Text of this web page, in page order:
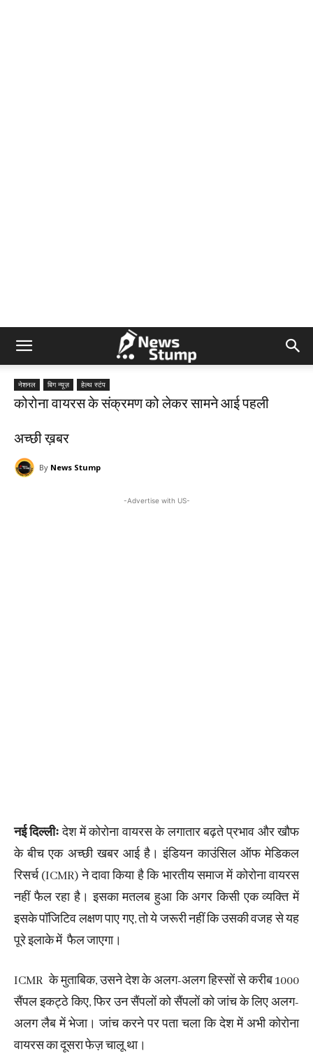
नेशनल बिग न्यूज़ हेल्थ स्टंप
कोरोना वायरस के संक्रमण को लेकर सामने आई पहली
अच्छी ख़बर
By News Stump
-Advertise with US-
नई दिल्लीःदेश में कोरोना वायरस के लगातार बढ़ते प्रभाव और खौफ
के बीच एक अच्छी खबर आई है। इंडियन काउंसिल ऑफ मेडिकल
रिसर्च (ICMR) ने दावा किया है कि भारतीय समाज में कोरोना वायरस
नहीं फैल रहा है। इसका मतलब हुआ कि अगर किसी एक व्यक्ति में
इसके पॉजिटिव लक्षण पाए गए, तो ये जरूरी नहीं कि उसकी वजह से यह
पूरे इलाके में फैल जाएगा।
ICMR के मुताबिक, उसने देश के अलग-अलग हिस्सों से करीब 1000
सैंपल इकट्ठे किए, फिर उन सैंपलों को सैंपलों को जांच के लिए अलग-
अलग लैब में भेजा। जांच करने पर पता चला कि देश में अभी कोरोना
वायरस का दूसरा फेज़ चालू था।